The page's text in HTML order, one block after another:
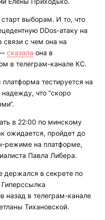
выборам. И то, что
DDos-атаку на
связи с чем она на
сказала она в
в телеграм-канале КС.
тестируется на
что “скоро
в 22:00 по минскому
ожидается, пройдет до
режиме на платформе,
Павла Либера.
держался в секрете по
назад в телеграм-канале
Тихановской.